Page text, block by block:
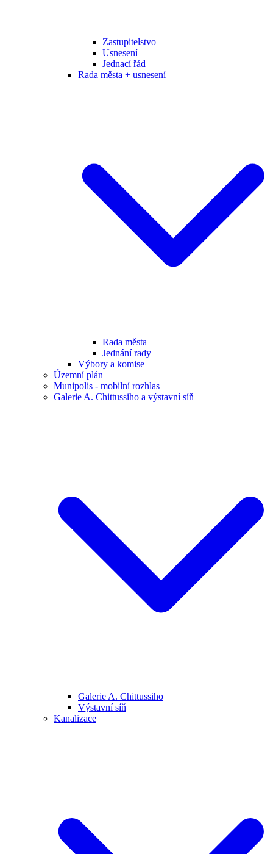
Zastupitelstvo
Usnesení
Jednací řád
Rada města + usnesení
Rada města
Jednání rady
Výbory a komise
Územní plán
Munipolis - mobilní rozhlas
Galerie A. Chittussiho a výstavní síň
Galerie A. Chittussiho
Výstavní síň
Kanalizace